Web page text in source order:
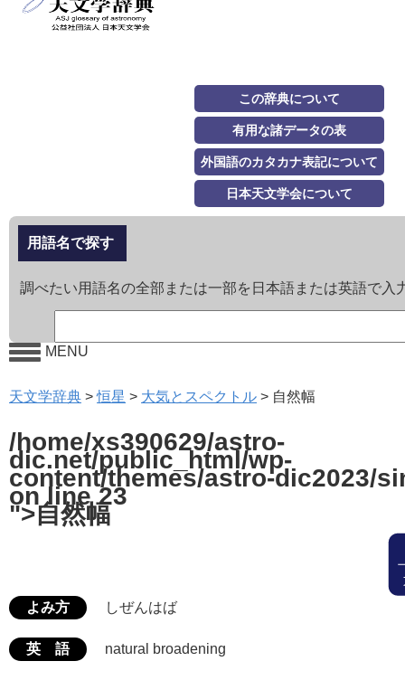
この辞典について
有用な諸データの表
外国語のカタカナ表記について
日本天文学会について
用語名で探す
調べたい用語名の全部または一部を日本語または英語で入
MENU
天文学辞典 >恒星 > 大気とスペクトル > 自然幅
/home/xs390629/astro-
dic.net/public_html/wp-
content/themes/astro-dic2023/
on line23
">自然幅
よみ方 しぜんはば
英 語 natural broadening